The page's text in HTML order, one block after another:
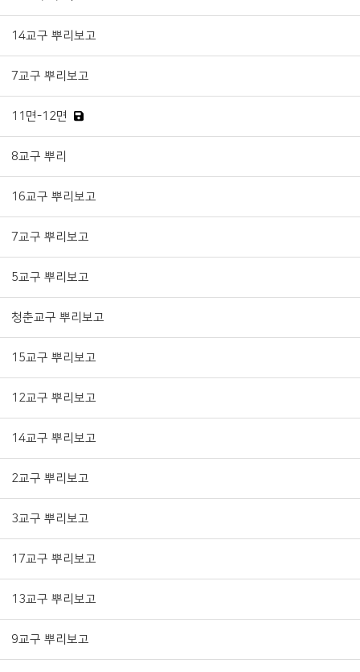
14교구 뿌리보고
7교구 뿌리보고
11면-12면
8교구 뿌리
16교구 뿌리보고
7교구 뿌리보고
5교구 뿌리보고
청춘교구 뿌리보고
15교구 뿌리보고
12교구 뿌리보고
14교구 뿌리보고
2교구 뿌리보고
3교구 뿌리보고
17교구 뿌리보고
13교구 뿌리보고
9교구 뿌리보고